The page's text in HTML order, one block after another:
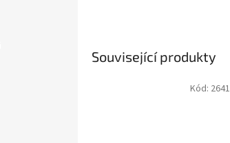
Související produkty
Kód: 2641